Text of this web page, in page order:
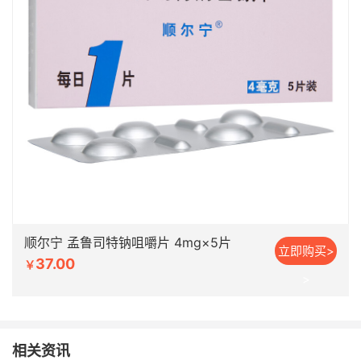
顺尔宁 孟鲁司特钠咀嚼片 4mg×5片
￥37.00
立即购买>
相关资讯